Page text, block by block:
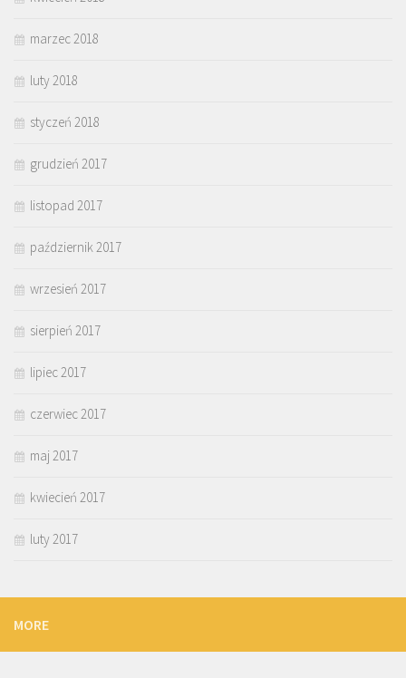
marzec 2018
luty 2018
styczeń 2018
grudzień 2017
listopad 2017
październik 2017
wrzesień 2017
sierpień 2017
lipiec 2017
czerwiec 2017
maj 2017
kwiecień 2017
luty 2017
MORE